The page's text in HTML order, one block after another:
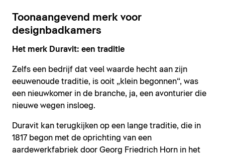
Toonaangevend merk voor
designbadkamers
Het merk Duravit: een traditie
Zelfs een bedrijf dat veel waarde hecht aan zijn
eeuwenoude traditie, is ooit „klein begonnen“, was
een nieuwkomer in de branche, ja, een avonturier die
nieuwe wegen insloeg.
Duravit kan terugkijken op een lange traditie, die in
1817 begon met de oprichting van een
aardewerkfabriek door Georg Friedrich Horn in het